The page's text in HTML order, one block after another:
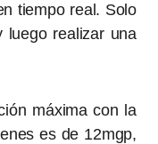
tiempo real. Solo
luego realizar una
máxima con la
es de 12mgp,